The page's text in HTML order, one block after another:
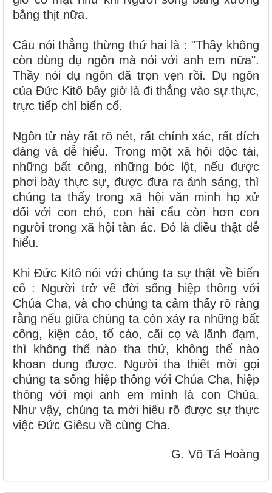
bằng thịt nữa.
Câu nói thẳng thừng thứ hai là : "Thầy không
còn dùng dụ ngôn mà nói với anh em nữa".
Thầy nói dụ ngôn đã trọn vẹn rồi. Dụ ngôn
của Đức Kitô bây giờ là đi thẳng vào sự thực,
trực tiếp chỉ biến cố.
Ngôn từ này rất rõ nét, rất chính xác, rất đích
đáng và dễ hiểu. Trong một xã hội độc tài,
những bất công, những bóc lột, nếu được
phơi bày thực sự, được đưa ra ánh sáng, thì
chúng ta thấy trong xã hội văn minh họ xử
đối với con chó, con hải cẩu còn hơn con
người trong xã hội tàn ác. Đó là điều thật dễ
hiểu.
Khi Đức Kitô nói với chúng ta sự thật về biến
cố : Người trở về đời sống hiệp thông với
Chúa Cha, và cho chúng ta cảm thấy rõ ràng
rằng nếu giữa chúng ta còn xảy ra những bất
công, kiện cáo, tố cáo, cãi cọ và lãnh đạm,
thì không thể nào tha thứ, không thể nào
khoan dung được. Người tha thiết mời gọi
chúng ta sống hiệp thông với Chúa Cha, hiệp
thông với mọi anh em mình là con Chúa.
Như vậy, chúng ta mới hiểu rõ được sự thực
việc Đức Giêsu về cùng Cha.
G. Võ Tá Hoàng